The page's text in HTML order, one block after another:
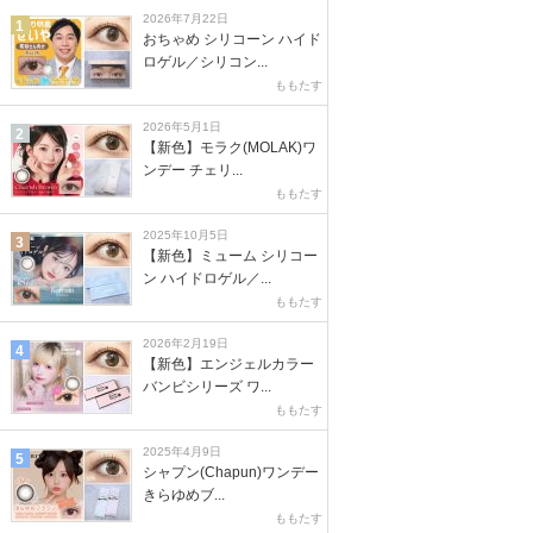
1 2026年7月22日
おちゃめ シリコーン ハイド
ロゲル／シリコン...
ももたす
2 2026年5月1日
【新色】モラク(MOLAK)ワ
ンデー チェリ...
ももたす
3 2025年10月5日
【新色】ミューム シリコー
ン ハイドロゲル／...
ももたす
4 2026年2月19日
【新色】エンジェルカラー
バンビシリーズ ワ...
ももたす
5 2025年4月9日
シャプン(Chapun)ワンデー
きらゆめブ...
ももたす